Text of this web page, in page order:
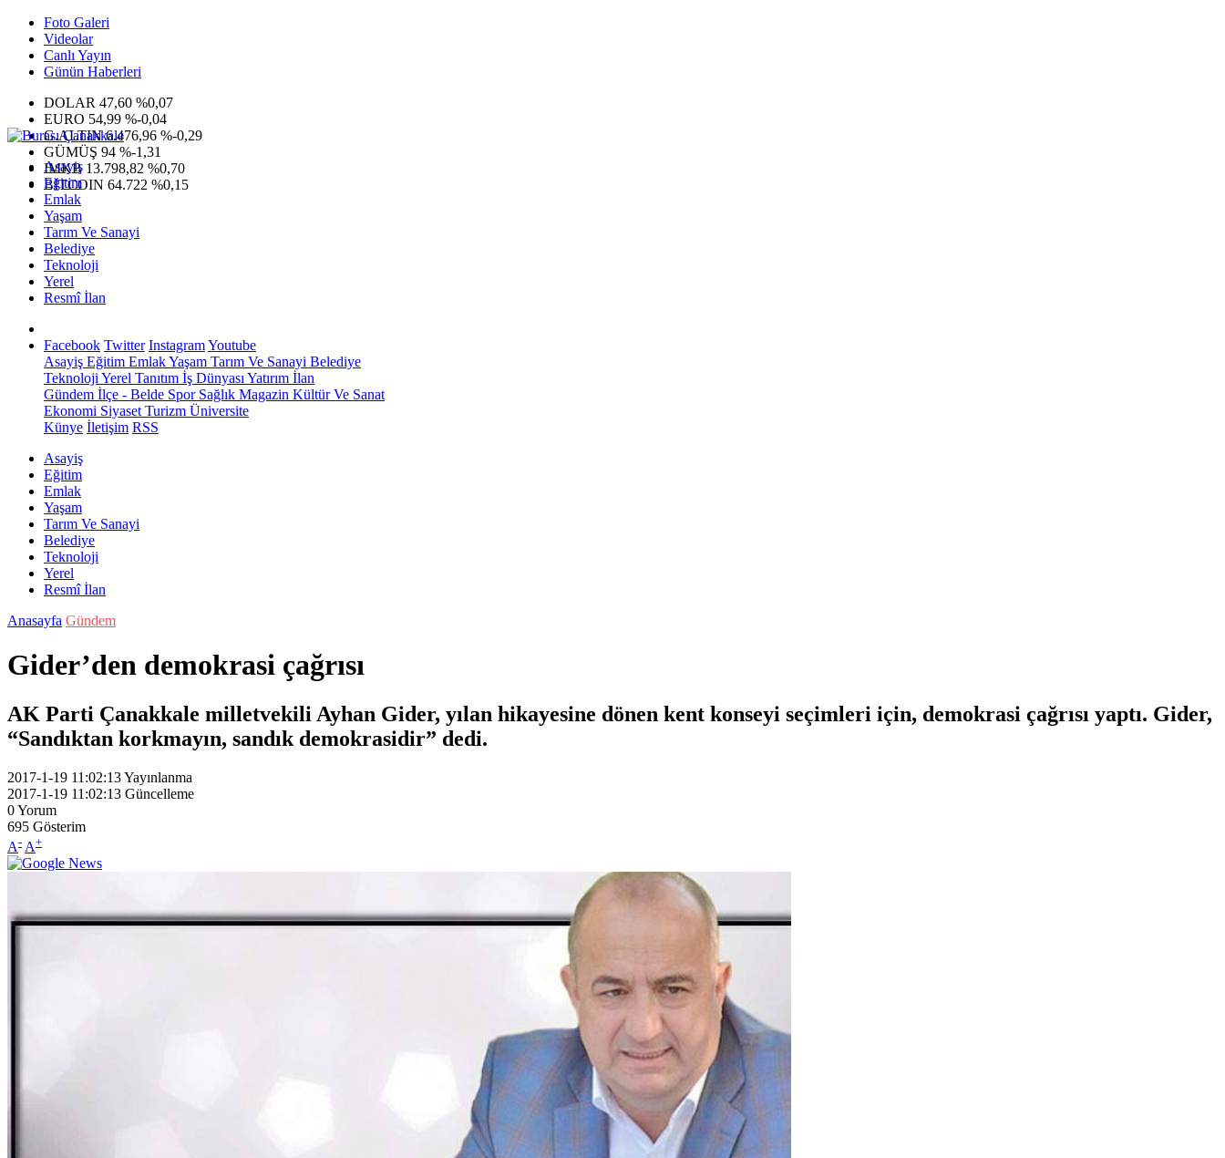
Foto Galeri
Videolar
Canlı Yayın
Günün Haberleri
DOLAR 47,60 %0,07
EURO 54,99 %-0,04
G.ALTIN6.476,96 %-0,29
GÜMÜŞ 94 %-1,31
IMKB 13.798,82 %0,70
BITCOIN 64.722 %0,15
Asayiş
Eğitim
Emlak
Yaşam
Tarım Ve Sanayi
Belediye
Teknoloji
Yerel
Resmî İlan
Facebook Twitter InstagramYoutube
Asayiş Eğitim EmlakYaşam Tarım Ve Sanayi Belediye
Teknoloji Yerel Tanıtım İş Dünyası Yatırım İlan
Gündem İlçe - Belde SporSağlık Magazin Kültür Ve Sanat
Ekonomi Siyaset Turizm Üniversite
Künye İletişim RSS
Asayiş
Eğitim
Emlak
Yaşam
Tarım Ve Sanayi
Belediye
Teknoloji
Yerel
Resmî İlan
Anasayfa Gündem
Gider’den demokrasi çağrısı
AK Parti Çanakkale milletvekili Ayhan Gider, yılan hikayesine dönen kent konseyi seçimleri için, demokrasi çağrısı yaptı. Gider,
“Sandıktan korkmayın, sandık demokrasidir” dedi.
2017-1-19 11:02:13Yayınlanma
2017-1-19 11:02:13 Güncelleme
0Yorum
695 Gösterim
A- A+